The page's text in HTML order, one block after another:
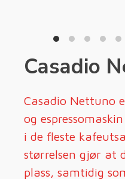
Casadio
Casadio Nettuno
og
i de fleste
størrelsen gjør at
plass, samtidig